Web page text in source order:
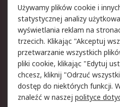
Aspekty prawne
Bezpieczeństwo e-
maila
Polityka prywatności
Zastrzeżenia prawne
Używamy plików cookie i
statystycznej analizy
wyświetlania reklam na
trzecich. Klikając "Akceptuj
przetwarzanie wszystkich
pliki cookie, klikając "Edytuj
chcesz, kliknij "Odrzuć
dostęp do niektórych funkcji.
znaleźć w naszej polityce